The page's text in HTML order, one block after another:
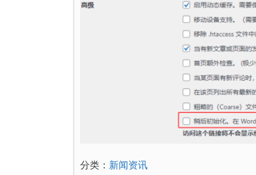
分类： 新闻资讯